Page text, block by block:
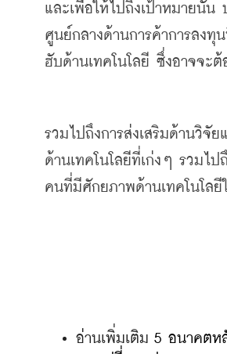
และเพื่อให้ไปถึงเป้าหมายนั้น
ศูนย์กลางด้านการค้าการลงทุ
ฮับด้านเทคโนโลยี ซึ่งอาจจะต้
รวมไปถึงการส่งเสริมด้านวิจั
ด้านเทคโนโลยีที่เก่ง ๆ รวมไป
คนที่มีศักยภาพด้านเทคโนโลยี
อ่านเพิ่มเติม 5 อนาคตห